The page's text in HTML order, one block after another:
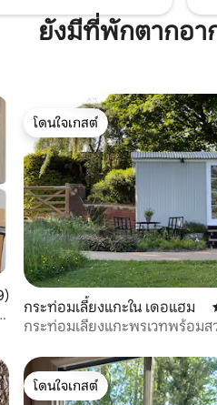
ยังมีที่พักตากอา
ย 4.78 จาก 5, 9 รีวิว
โดนใจเกสต์
โดนใจเกสต์
กระท่อมเลี้ยงแกะใน เดอแฮม
กระท่อมเลี้ยงแกะพรเวทพร้อม
โดนใจเกสต์
โดนใจเกสต์